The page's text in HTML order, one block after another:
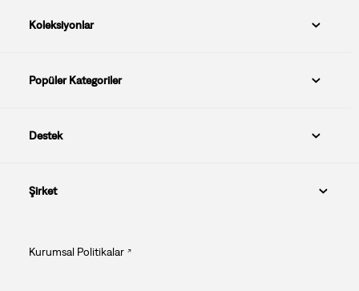
Koleksiyonlar
Popüler Kategoriler
Destek
Şirket
Kurumsal Politikalar